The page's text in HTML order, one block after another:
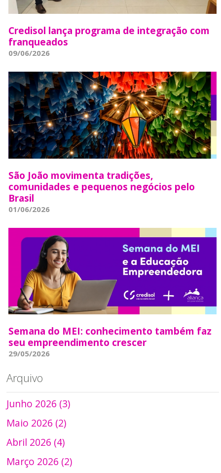
Credisol lança programa de integração com
franqueados
09/06/2026
São João movimenta tradições,
comunidades e pequenos negócios pelo
Brasil
01/06/2026
Semana do MEI: conhecimento também faz
seu empreendimento crescer
29/05/2026
Arquivo
Junho 2026 (3)
Maio 2026 (2)
Abril 2026 (4)
Março 2026 (2)